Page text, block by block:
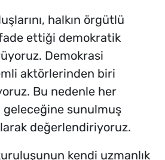
halkın örgütlü
ettiği demokratik
Demokrasi
aktörlerinden biri
Bu nedenle her
sunulmuş
değerlendiriyoruz.
kendi uzmanlık